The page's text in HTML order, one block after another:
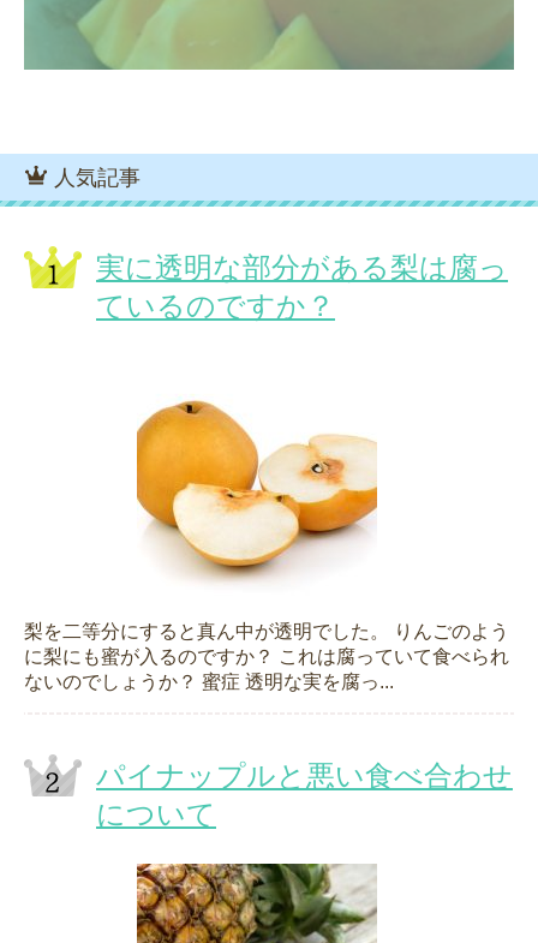
人気記事
実に透明な部分がある梨は腐っ
ているのですか？
梨を二等分にすると真ん中が透明でした。 りんごのよう
に梨にも蜜が入るのですか？ これは腐っていて食べられ
ないのでしょうか？ 蜜症 透明な実を腐っ...
パイナップルと悪い食べ合わせ
について